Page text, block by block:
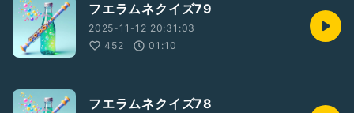
フエラムネクイズ79
2025-11-12 20:31:03
452
01:10
フエラムネクイズ78